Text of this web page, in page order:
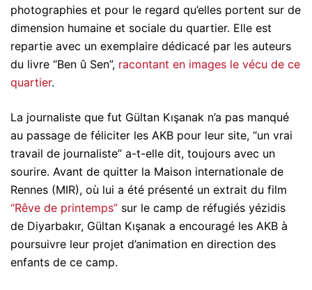
photographies et pour le regard qu’elles portent sur de
dimension humaine et sociale du quartier. Elle est
repartie avec un exemplaire dédicacé par les auteurs
du livre “Ben û Sen”, racontant en images le vécu de ce
quartier.
La journaliste que fut Gültan Kışanak n’a pas manqué
au passage de féliciter les AKB pour leur site, “un vrai
travail de journaliste” a-t-elle dit, toujours avec un
sourire. Avant de quitter la Maison internationale de
Rennes (MIR), où lui a été présenté un extrait du film
“Rêve de printemps” sur le camp de réfugiés yézidis
de Diyarbakır, Gültan Kışanak a encouragé les AKB à
poursuivre leur projet d’animation en direction des
enfants de ce camp.